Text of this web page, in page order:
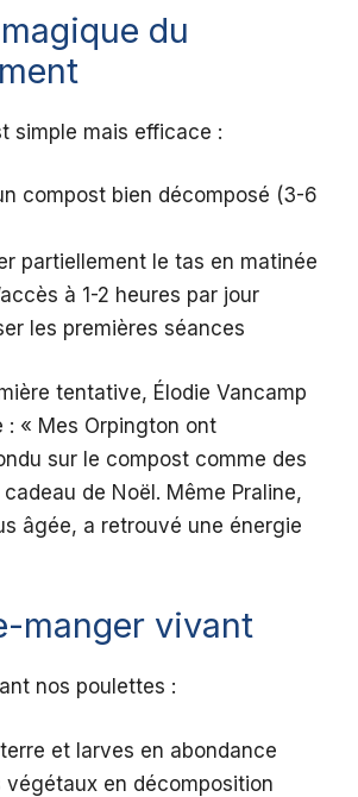
du
simple mais efficace :
compost bien décomposé (3-6
partiellement le tas en matinée
à 1-2 heures par jour
les premières séances
tentative, Élodie Vancamp
: « Mes Orpington ont
sur le compost comme des
de Noël. Même Praline,
âgée, a retrouvé une énergie
manger vivant
nos poulettes :
et larves en abondance
végétaux en décomposition